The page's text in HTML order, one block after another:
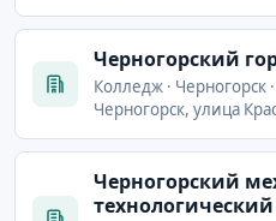
Черногорский
Колледж · Черногорск
Черногорск, улица
Черногорский